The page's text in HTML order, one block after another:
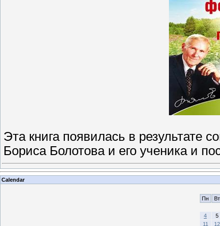
Эта книга появилась в результате
Бориса Болотова и его ученика и
Calendar
Пн Вт
4
5
11
12